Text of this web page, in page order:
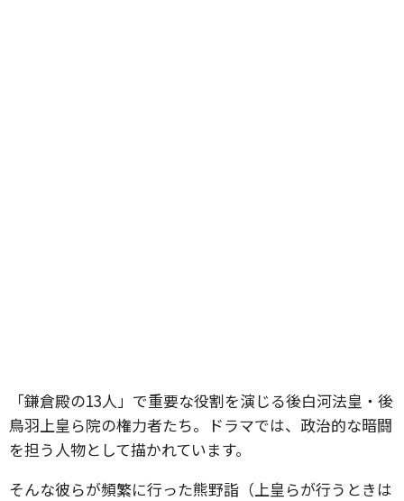
「鎌倉殿の13人」で重要な役割を演じる後白河法皇・後
鳥羽上皇ら院の権力者たち。ドラマでは、政治的な暗闘
を担う人物として描かれています。
そんな彼らが頻繁に行った熊野詣（上皇らが行うときは